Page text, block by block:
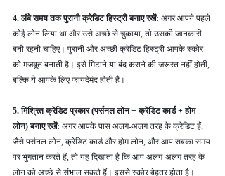
4. लंबे समय तक पुरानी क्रेडिट हिस्ट्री बनाए रखें: अगर आपने पहले
कोई लोन लिया था और उसे अच्छे से चुकाया, तो उसकी जानकारी
बनी रहनी चाहिए। पुरानी और अच्छी क्रेडिट हिस्ट्री आपके स्कोर
को मजबूत बनाती है। इसे मिटाने या बंद कराने की जरूरत नहीं होती,
बल्कि ये आपके लिए फायदेमंद होती है।
5. मिश्रित क्रेडिट प्रकार (पर्सनल लोन + क्रेडिट कार्ड + होम
लोन) बनाए रखें: अगर आपके पास अलग-अलग तरह के क्रेडिट हैं,
जैसे पर्सनल लोन, क्रेडिट कार्ड और होम लोन, और आप सबका समय
पर भुगतान करते हैं, तो यह दिखाता है कि आप अलग-अलग तरह के
लोन को अच्छे से संभाल सकते हैं। इससे स्कोर बेहतर होता है।